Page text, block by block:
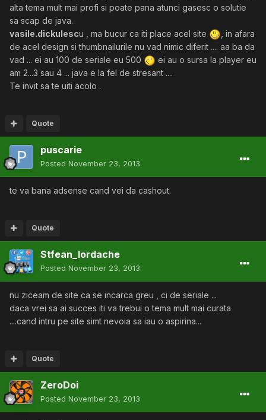
alta tema mult mai profi si poate pana atunci gasesc o solutie
sa scap de java.
vasile.dickulescu , ma bucur ca iti place acel site
, in afara
de acel design si thumbnailurile nu vad nimic diferit .... aa ba da
vad ... ei au 100 de seriale eu 500
ei au o sursa la player eu
am 2...3 sau 4 ... java e la fel de stresant ....
Te invit sa te uiti acolo .
Quote
puscarie
Posted November 23, 2013
te va bana adsense cand vei da cashout.
Quote
Stfean_Iordache
Posted November 23, 2013
nu ziceam de site ca se incarca greu , ci de seriale ...
daca vrei sa ai succes iti va trebui o tema mult mai curata
....cand intru pe site simt nevoia sa iau o aspirina...
Quote
ZeroDoi
Posted November 23, 2013